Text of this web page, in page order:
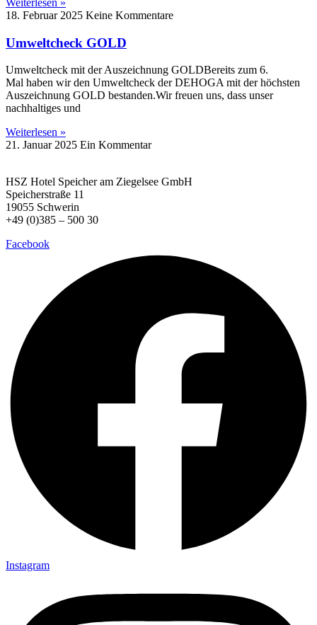
Weiterlesen »
18. Februar 2025 Keine Kommentare
Umweltcheck GOLD
Umweltcheck mit der Auszeichnung GOLDBereits zum 6.
Mal haben wir den Umweltcheck der DEHOGA mit der höchsten
Auszeichnung GOLD bestanden.Wir freuen uns, dass unser
nachhaltiges und
Weiterlesen »
21. Januar 2025 Ein Kommentar
HSZ Hotel Speicheram Ziegelsee GmbH
Speicherstraße 11
19055 Schwerin
+49 (0)385 – 500 30
Facebook
Instagram